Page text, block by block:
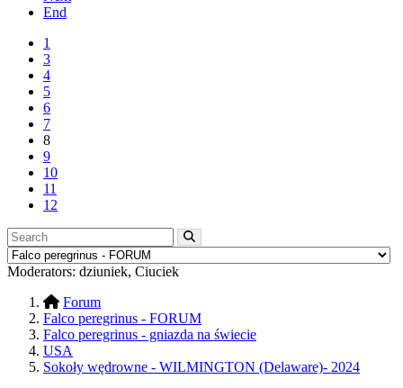
End
1
3
4
5
6
7
8
9
10
11
12
Moderators: dziuniek, Ciuciek
Forum
Falco peregrinus - FORUM
Falco peregrinus - gniazda na świecie
USA
Sokoły wędrowne - WILMINGTON (Delaware)- 2024